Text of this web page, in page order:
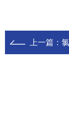
上一篇：